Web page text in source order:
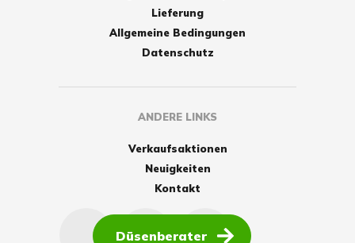
Lieferung
Allgemeine Bedingungen
Datenschutz
ANDERE LINKS
Verkaufsaktionen
Neuigkeiten
Kontakt
Düsenberater